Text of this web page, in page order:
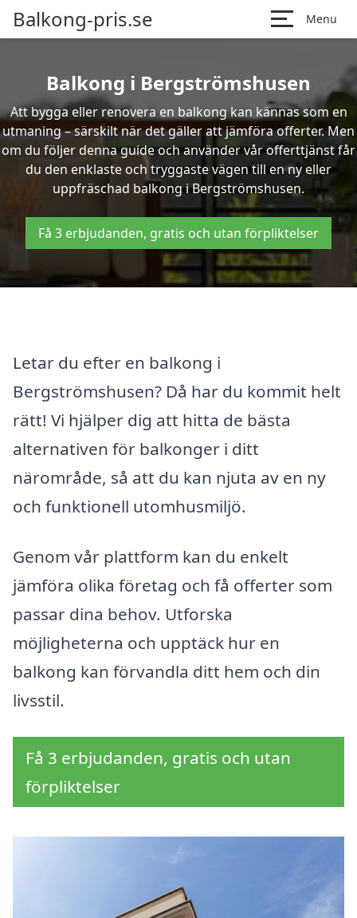
Balkong-pris.se Menu
Balkong i Bergströmshusen
Att bygga eller renovera en balkong kan kännas som en
utmaning – särskilt när det gäller att jämföra offerter. Men
om du följer denna guide och använder vår offerttjänst får
du den enklaste och tryggaste vägen till en ny eller
uppfräschad balkong i Bergströmshusen.
Få 3 erbjudanden, gratis och utan förpliktelser
Letar du efter en balkong i
Bergströmshusen? Då har du kommit helt
rätt! Vi hjälper dig att hitta de bästa
alternativen för balkonger i ditt
närområde, så att du kan njuta av en ny
och funktionell utomhusmiljö.
Genom vår plattform kan du enkelt
jämföra olika företag och få offerter som
passar dina behov. Utforska
möjligheterna och upptäck hur en
balkong kan förvandla ditt hem och din
livsstil.
Få 3 erbjudanden, gratis och utan
förpliktelser